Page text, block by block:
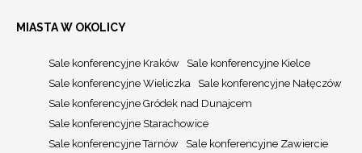
MIASTA W OKOLICY
Sale konferencyjne Kraków
Sale konferencyjne Kielce
Sale konferencyjne Wieliczka
Sale konferencyjne Nałęczów
Sale konferencyjne Gródek nad Dunajcem
Sale konferencyjne Starachowice
Sale konferencyjne Tarnów
Sale konferencyjne Zawiercie